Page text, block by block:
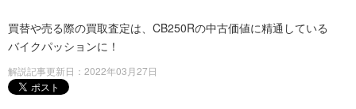
買替や売る際の買取査定は、CB250Rの中古価値に精通している
バイクパッションに！
解説記事更新日：2022年03月27日